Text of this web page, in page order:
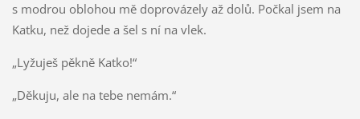
s modrou oblohou mě doprovázely až dolů. Počkal jsem na
Katku, než dojede a šel s ní na vlek.
„Lyžuješ pěkně Katko!“
„Děkuju, ale na tebe nemám.“